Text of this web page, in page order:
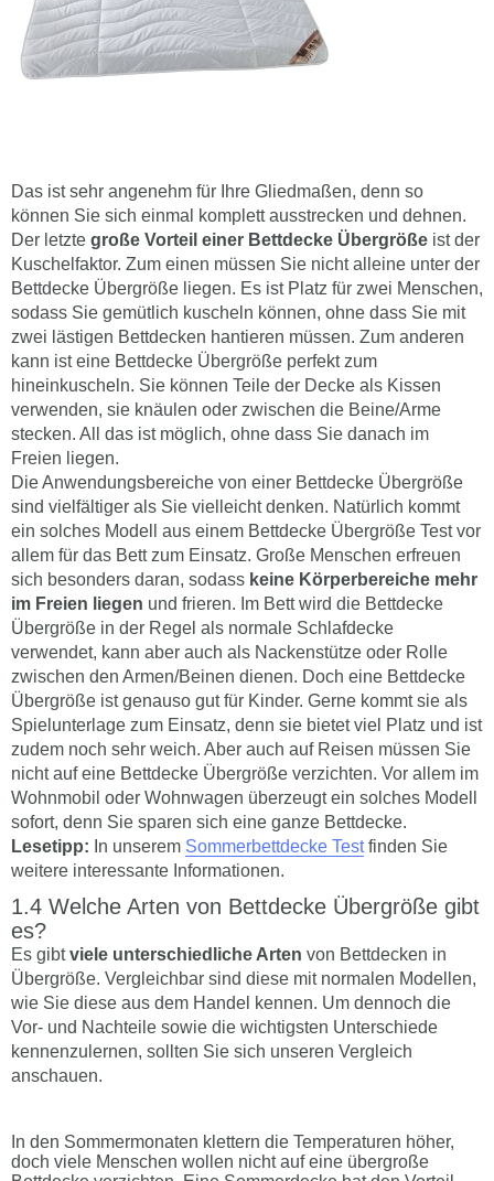
Das ist sehr angenehm für Ihre Gliedmaßen, denn so
können Sie sich einmal komplett ausstrecken und dehnen.
Der letzte große Vorteil einer Bettdecke Übergröße ist der
Kuschelfaktor. Zum einen müssen Sie nicht alleine unter der
Bettdecke Übergröße liegen. Es ist Platz für zwei Menschen,
sodass Sie gemütlich kuscheln können, ohne dass Sie mit
zwei lästigen Bettdecken hantieren müssen. Zum anderen
kann ist eine Bettdecke Übergröße perfekt zum
hineinkuscheln. Sie können Teile der Decke als Kissen
verwenden, sie knäulen oder zwischen die Beine/Arme
stecken. All das ist möglich, ohne dass Sie danach im
Freien liegen.
Die Anwendungsbereiche von einer Bettdecke Übergröße
sind vielfältiger als Sie vielleicht denken. Natürlich kommt
ein solches Modell aus einem Bettdecke Übergröße Test vor
allem für das Bett zum Einsatz. Große Menschen erfreuen
sich besonders daran, sodass keine Körperbereiche mehr
im Freien liegen und frieren. Im Bett wird die Bettdecke
Übergröße in der Regel als normale Schlafdecke
verwendet, kann aber auch als Nackenstütze oder Rolle
zwischen den Armen/Beinen dienen. Doch eine Bettdecke
Übergröße ist genauso gut für Kinder. Gerne kommt sie als
Spielunterlage zum Einsatz, denn sie bietet viel Platz und ist
zudem noch sehr weich. Aber auch auf Reisen müssen Sie
nicht auf eine Bettdecke Übergröße verzichten. Vor allem im
Wohnmobil oder Wohnwagen überzeugt ein solches Modell
sofort, denn Sie sparen sich eine ganze Bettdecke.
Lesetipp: In unserem Sommerbettdecke Testfinden Sie
weitere interessante Informationen.
Welche Arten von Bettdecke Übergröße gibt
es?
Es gibtviele unterschiedliche Arten von Bettdecken in
Übergröße. Vergleichbar sind diese mit normalen Modellen,
wie Sie diese aus dem Handel kennen. Um dennoch die
Vor- und Nachteile sowie die wichtigsten Unterschiede
kennenzulernen, sollten Sie sich unseren Vergleich
anschauen.
In den Sommermonaten klettern die Temperaturen höher,
doch viele Menschen wollen nicht auf eine übergroße